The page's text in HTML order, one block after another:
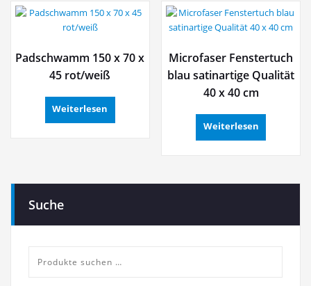
Padschwamm 150 x 70 x
45 rot/weiß
Weiterlesen
Microfaser Fenstertuch
blau satinartige Qualität
40 x 40 cm
Weiterlesen
Suche